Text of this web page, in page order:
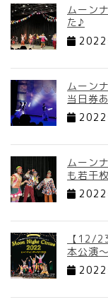
ムーン
た♪
2022
ムーン
当日券
2022
ムーン
も若干
2022
【12/
本公演
2022